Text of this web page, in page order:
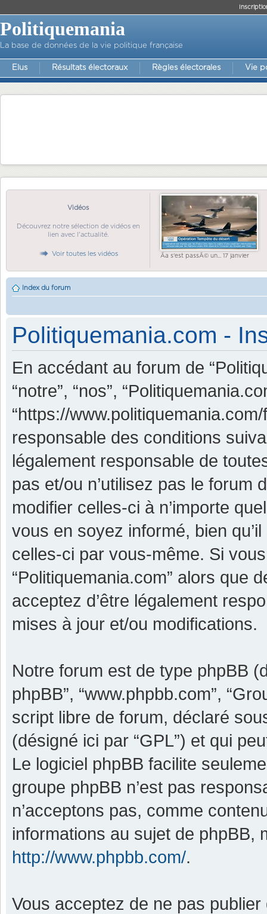
Politiquemania
La base de données de la vie politique française
Elus Résultats électoraux Règles électorales Vie
Vidéos
Découvrez notre sélection de vidéos en
lien avec l'actualité.
Voir toutes les vidéos Ãa s'est passÃ© un... 17 janvier
Index du forum
Politiquemania.com -
En accédant au forum de
“notre”, “nos”,
“https://
responsable des conditions
légalement responsable de
pas et/ou n’utilisez pas le forum
modifier celles-ci à n’importe
vous en soyez informé, bien
celles-ci par vous-même. Si
“Politiquemania.com” alors que
acceptez d’être légalement
mises à jour et/ou modifications.
Notre forum est de type phpBB
phpBB”, “www.phpbb.com”,
script libre de forum, déclaré
(désigné ici par “GPL”) et qui
Le logiciel phpBB facilite
groupe phpBB n’est pas
n’acceptons pas, comme
informations au sujet de phpBB,
http://www.phpbb.com/.
Vous acceptez de ne pas